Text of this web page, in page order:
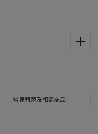
常見問題及相關商品